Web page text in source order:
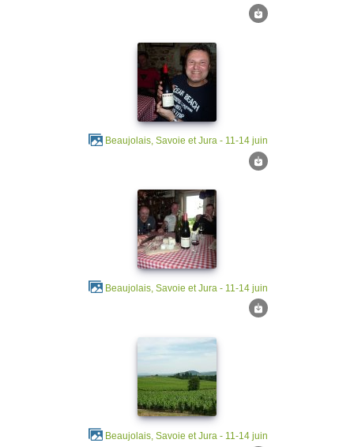
Beaujolais, Savoie et Jura - 11-14 juin
Beaujolais, Savoie et Jura - 11-14 juin
Beaujolais, Savoie et Jura - 11-14 juin